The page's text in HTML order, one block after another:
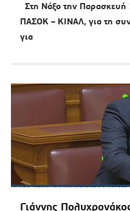
Στη Νάξο την Παρασκευή
ΠΑΣΟΚ – ΚΙΝΑΛ, για τη
για
Γιάννης